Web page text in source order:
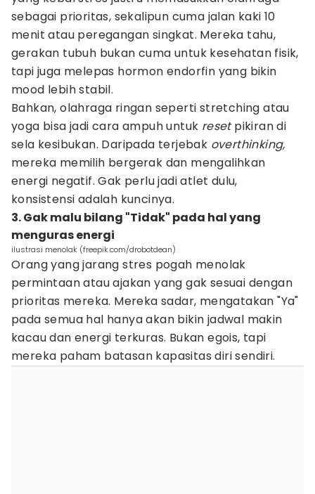
sebagai prioritas, sekalipun cuma jalan kaki 10
menit atau peregangan singkat. Mereka tahu,
gerakan tubuh bukan cuma untuk kesehatan fisik,
tapi juga melepas hormon endorfin yang bikin
mood lebih stabil.
Bahkan, olahraga ringan seperti stretching atau
yoga bisa jadi cara ampuh untuk resetpikiran di
sela kesibukan. Daripada terjebak overthinking,
mereka memilih bergerak dan mengalihkan
energi negatif. Gak perlu jadi atlet dulu,
konsistensi adalah kuncinya.
3. Gak malu bilang "Tidak" pada hal yang
menguras energi
ilustrasi menolak (freepik.com/drobotdean)
Orang yang jarang stres pogah menolak
permintaan atau ajakan yang gak sesuai dengan
prioritas mereka. Mereka sadar, mengatakan "Ya"
pada semua hal hanya akan bikin jadwal makin
kacau dan energi terkuras. Bukan egois, tapi
mereka paham batasan kapasitas diri sendiri.